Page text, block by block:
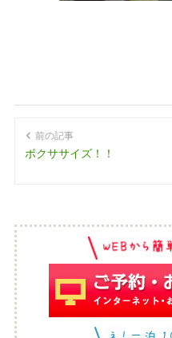
前の記事
ボクササイズ！！